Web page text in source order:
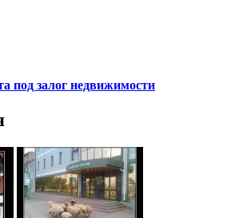
под залог недвижимости